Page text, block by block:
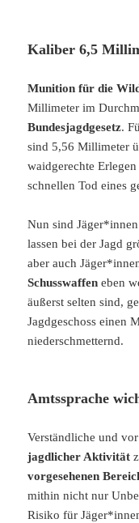
Kaliber 6,5
Munition für die
Millimeter im
Bundesjagdgesetz.
sind 5,56 Millimeter
waidgerechte
schnellen Tod eines
Nun sind
lassen bei der Jagd
aber auch
Schusswaffen eben
äußerst selten sind,
Jagdgeschoss einen
niederschmetternd.
Amtssprache
Verständliche und
jagdlicher Aktivität
vorgesehenen
mithin nicht nur
Risiko für